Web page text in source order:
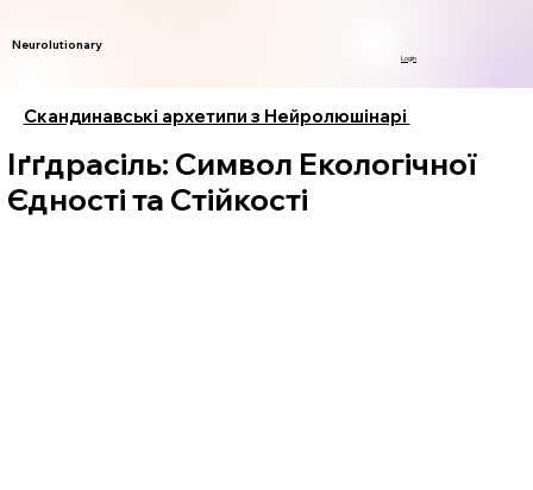
Neurolutionary
Login
Скандинавські архетипи з Нейролюшінарі
Іґґдрасіль: Символ Екологічної
Єдності та Стійкості